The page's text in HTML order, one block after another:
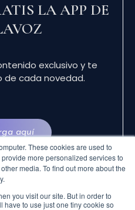
These cookies are used to
more personalized services to
media. To find out more about the
you visit our site. But in order to
have to use just one tiny cookie so
LA APP DE
exclusivo y te
de cada novedad.
aquí